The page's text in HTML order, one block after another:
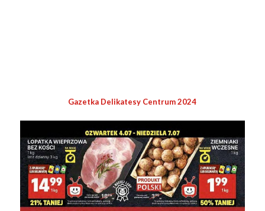
Gazetka Delikatesy Centrum 2024